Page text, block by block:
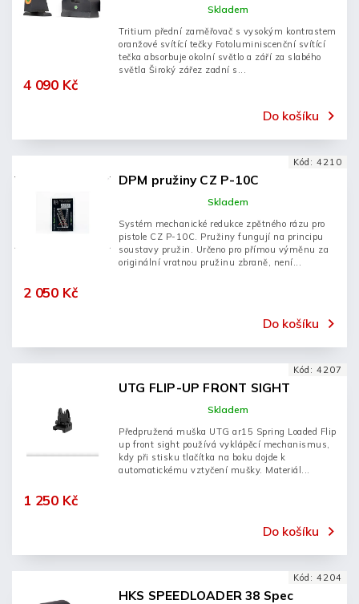
Skladem
4 090 Kč
Do košíku
Tritium přední zaměřovač s vysokým kontrastem
oranžové svítící tečky Fotoluminiscenční svítící
tečka absorbuje okolní světlo a září za slabého
světla Široký zářez zadní s...
DPM pružiny CZ P-10C
Skladem
2 050 Kč
Do košíku
Systém mechanické redukce zpětného rázu pro
pistole CZ P-10C. Pružiny fungují na principu
soustavy pružin. Určeno pro přímou výměnu za
originální vratnou pružinu zbraně, není...
Kód: 4210
UTG FLIP-UP FRONT SIGHT
Skladem
1 250 Kč
Do košíku
Předpružená muška UTG ar15 Spring Loaded Flip
up front sight používá vyklápěcí mechanismus,
kdy při stisku tlačítka na boku dojde k
automatickému vztyčení mušky. Materiál...
Kód: 4207
HKS SPEEDLOADER 38 Spec
Kód: 4204